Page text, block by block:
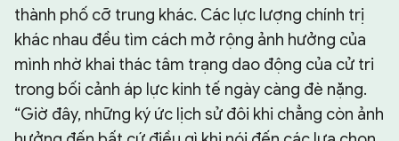
thành phố cỡ trung khác. Các lực lượng chính trị
khác nhau đều tìm cách mở rộng ảnh hưởng của
mình nhờ khai thác tâm trạng dao động của cử tri
trong bối cảnh áp lực kinh tế ngày càng đè nặng.
“Giờ đây, những ký ức lịch sử đôi khi chẳng còn ảnh